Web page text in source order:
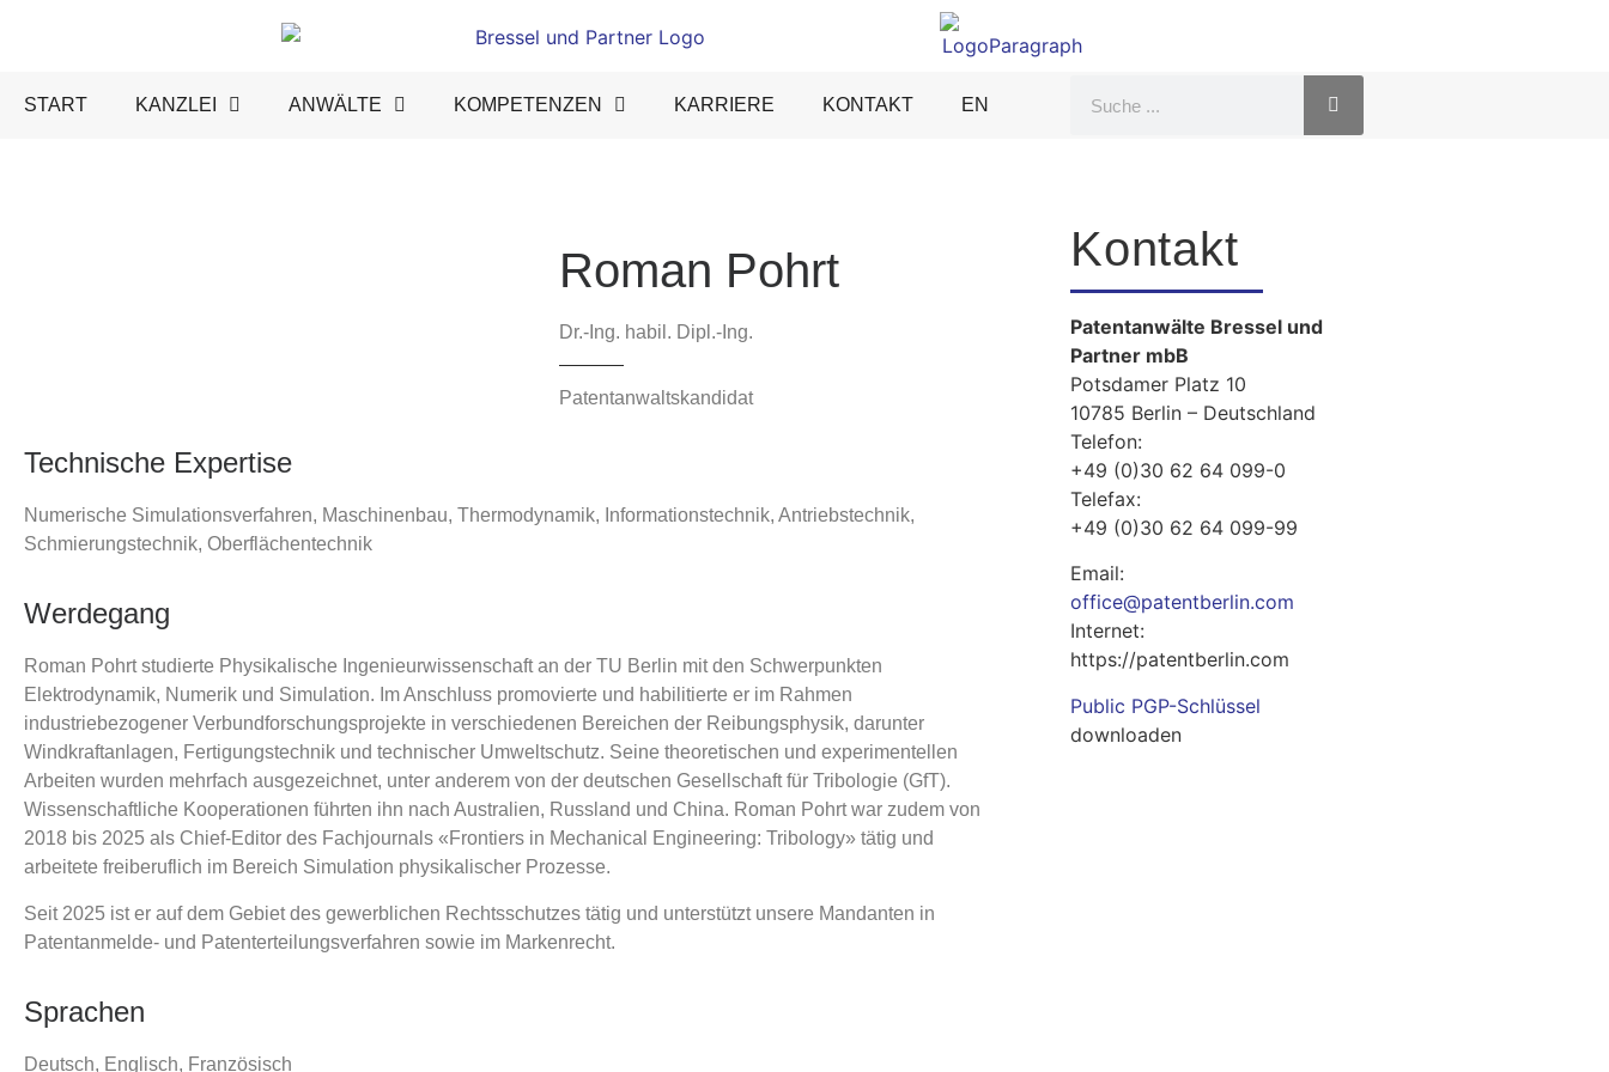
START KANZLEI ANWÄLTE KOMPETENZEN KARRIERE­ KONTAKT EN
Roman Pohrt
Dr.-Ing. habil. Dipl.-Ing.
Patentanwaltskandidat
Technische Expertise
Numerische Simulationsverfahren, Maschinenbau, Thermodynamik, Informationstechnik, Antriebstechnik,
Schmierungstechnik, Oberflächentechnik
Werdegang
Roman Pohrt studierte Physikalische Ingenieurwissenschaft an der TU Berlin mit den Schwerpunkten
Elektrodynamik, Numerik und Simulation. Im Anschluss promovierte und habilitierte er im Rahmen
industriebezogener Verbundforschungsprojekte in verschiedenen Bereichen der Reibungsphysik, darunter
Windkraftanlagen, Fertigungstechnik und technischer Umweltschutz. Seine theoretischen und experimentellen
Arbeiten wurden mehrfach ausgezeichnet, unter anderem von der deutschen Gesellschaft für Tribologie (GfT).
Wissenschaftliche Kooperationen führten ihn nach Australien, Russland und China. Roman Pohrt war zudem von
2018 bis 2025 als Chief-Editor des Fachjournals «Frontiers in Mechanical Engineering: Tribology» tätig und
arbeitete freiberuflich im Bereich Simulation physikalischer Prozesse.
Seit 2025 ist er auf dem Gebiet des gewerblichen Rechtsschutzes tätig und unterstützt unsere Mandanten in
Patentanmelde- und Patenterteilungsverfahren sowie im Markenrecht.
Sprachen
Deutsch, Englisch, Französisch
Kontakt
Patentanwälte Bressel und
Partner mbB
Potsdamer Platz 10
10785 Berlin – Deutschland
Telefon:
+49 (0)30 62 64 099-0
Telefax:
+49 (0)30 62 64 099-99
Email:
office@patentberlin.com
Internet:
https://patentberlin.com
Public PGP-Schlüssel
downloaden